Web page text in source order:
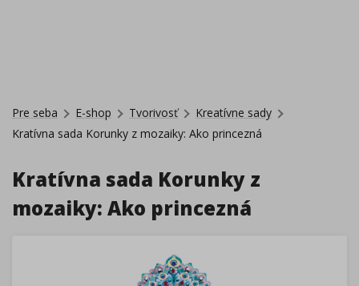
Pre seba E-shop Tvorivosť
Kreatívne sady
Kratívna sada Korunky z mozaiky: Ako princezná
Kratívna sada Korunky z
mozaiky: Ako princezná